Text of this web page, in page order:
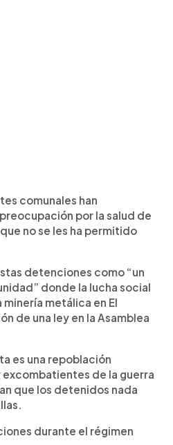
comunales han
por la salud de
no se les ha permitido
detenciones como “un
donde la lucha social
metálica en El
de una ley en la Asamblea
es una repoblación
de la guerra
que los detenidos nada
durante el régimen